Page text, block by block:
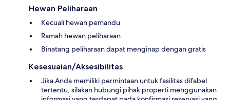
Hewan Peliharaan
Kecuali hewan pemandu
Ramah hewan peliharaan
Binatang peliharaan dapat menginap dengan gratis
Kesesuaian/Aksesibilitas
Jika Anda memiliki permintaan untuk fasilitas difabel
tertentu, silakan hubungi pihak properti menggunakan